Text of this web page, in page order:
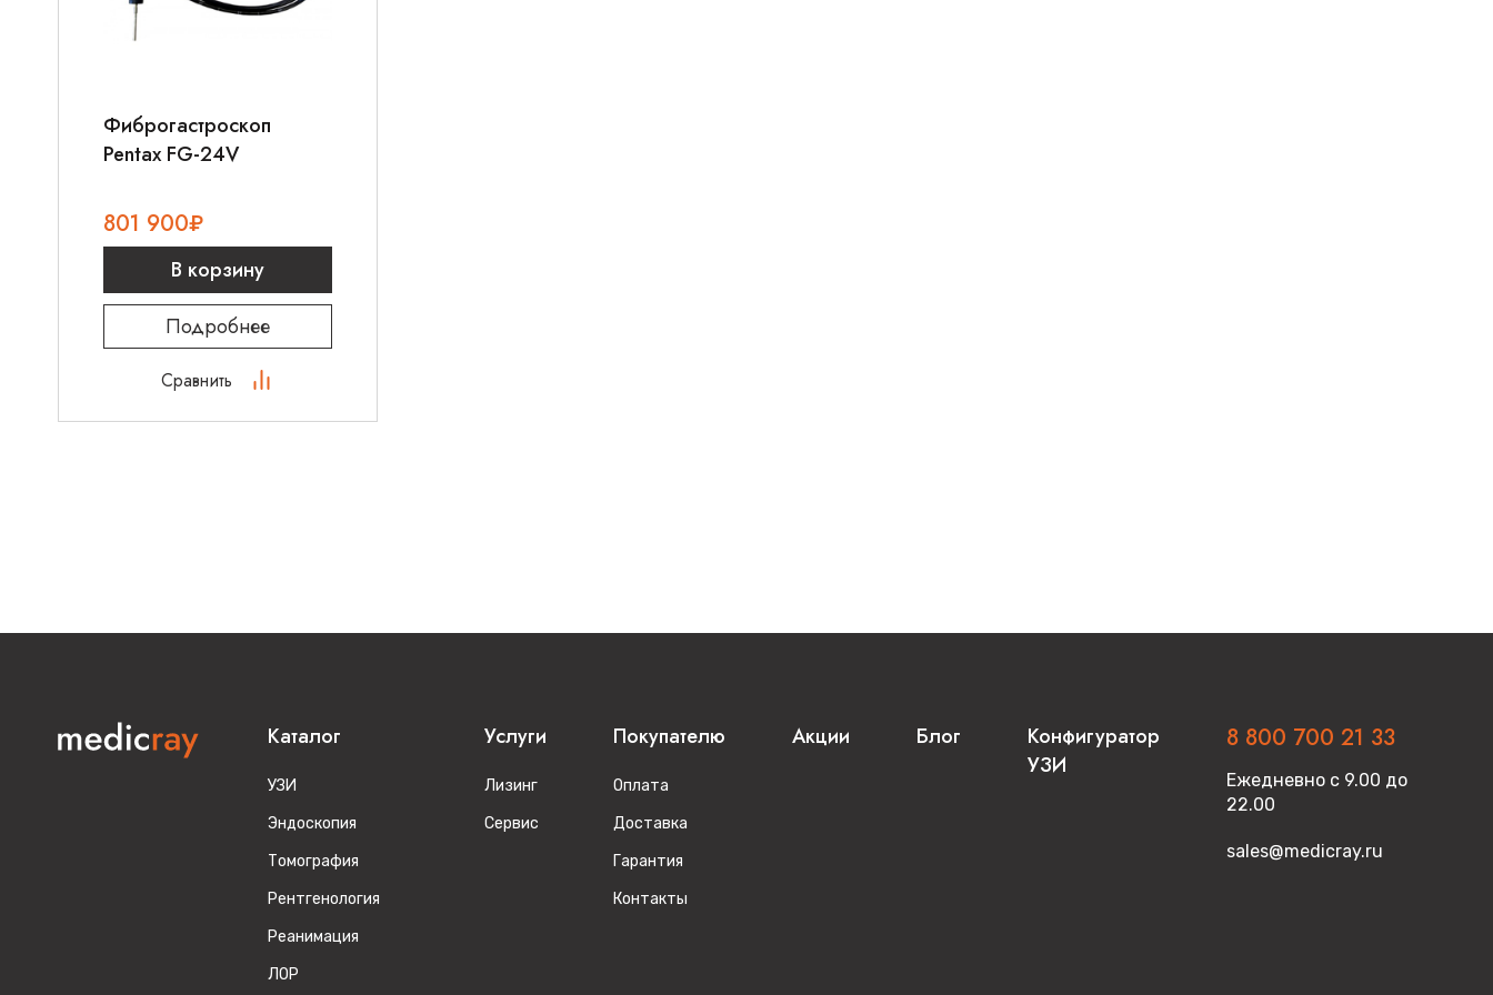
Фиброгастроскоп
Pentax FG-24V
801 900₽
В корзину
Подробнее
Сравнить
Каталог
УЗИ
Эндоскопия
Томография
Рентгенология
Реанимация
ЛОР
Услуги
Лизинг
Сервис
Покупателю
Оплата
Доставка
Гарантия
Контакты
Акции Блог
Конфигуратор
УЗИ
8 800 700 21 33
Ежедневно с 9.00 до
22.00
sales@medicray.ru